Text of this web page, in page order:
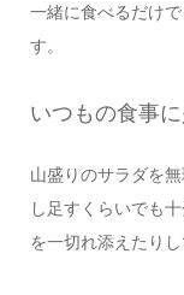
一緒に食べるだけ
す。
いつもの食事
山盛りのサラダを
し足すくらいでも
を一切れ添えたり